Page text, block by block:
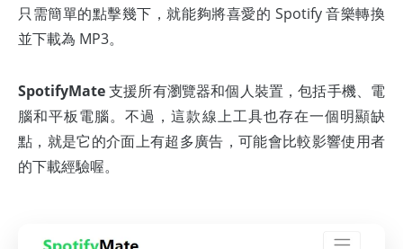
只需簡單的點擊幾下，就能夠將喜愛的 Spotify 音樂轉換
並下載為 MP3。
SpotifyMate支援所有瀏覽器和個人裝置，包括手機、電
腦和平板電腦。不過，這款線上工具也存在一個明顯缺
點，就是它的介面上有超多廣告，可能會比較影響使用者
的下載經驗喔。